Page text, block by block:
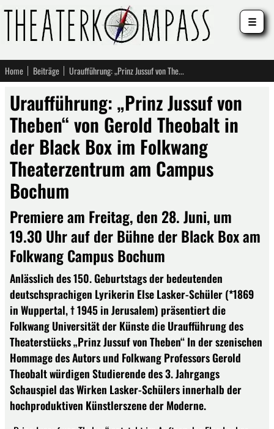
Home Beiträge Uraufführung: „Prinz Jussuf von Theben“ von Gerold Theobalt in der Black Box im Folkwang Theaterzentrum am Campus Bochum
Uraufführung: „Prinz Jussuf von
Theben“ von Gerold Theobalt in
der Black Box im Folkwang
Theaterzentrum am Campus
Bochum
Premiere am Freitag, den 28. Juni, um
19.30 Uhr auf der Bühne der Black Box am
Folkwang Campus Bochum
Anlässlich des 150. Geburtstags der bedeutenden
deutschsprachigen Lyrikerin Else Lasker-Schüler (*1869
in Wuppertal, † 1945 in Jerusalem) präsentiert die
Folkwang Universität der Künste die Uraufführung des
Theaterstücks „Prinz Jussuf von Theben“ In der szenischen
Hommage des Autors und Folkwang Professors Gerold
Theobalt würdigen Studierende des 3. Jahrgangs
Schauspiel das Wirken Lasker-Schülers innerhalb der
hochproduktiven Künstlerszene der Moderne.
☰